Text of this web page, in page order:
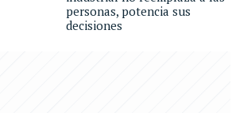
personas, potencia sus
decisiones